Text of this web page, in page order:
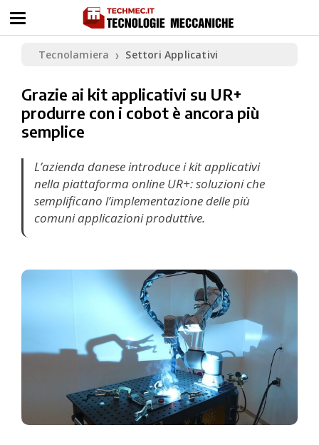
Tecnolamiera ❯ Settori Applicativi
Grazie ai kit applicativi su UR+
produrre con i cobot è ancora più
semplice
L’azienda danese introduce i kit applicativi
nella piattaforma online UR+: soluzioni che
semplificano l’implementazione delle più
comuni applicazioni produttive.